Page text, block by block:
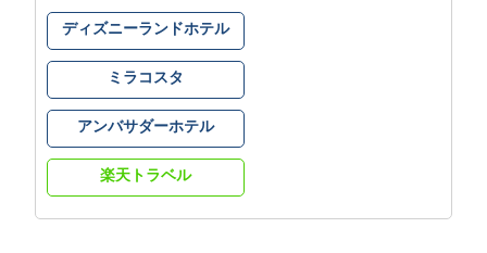
ディズニーランドホテル
ミラコスタ
アンバサダーホテル
楽天トラベル